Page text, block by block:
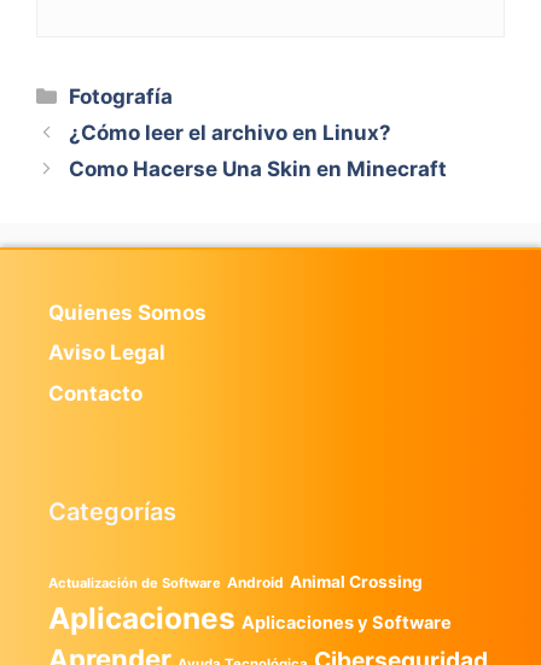
Categorías
Fotografía
¿Cómo leer el archivo en Linux?
Como Hacerse Una Skin en Minecraft
Quienes Somos
Aviso Legal
Contacto
Categorías
Actualización de Software Android Animal Crossing
Aplicaciones Aplicaciones y Software
Aprender